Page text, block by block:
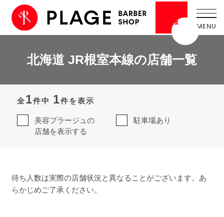
情報
北海道 JR根室本線の店舗一覧
全1件中 1件を表示
美容プラージュの
店舗を表示する
駐車場あり
待ち人数は実際の店舗状況と異なることがございます。あ
らかじめご了承ください。